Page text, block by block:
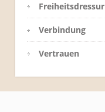
Freiheitsdressur
Verbindung
Vertrauen